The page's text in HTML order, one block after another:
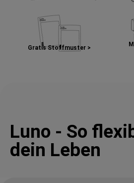
Gratis Stoffmuster >
Luno - So
dein Leben